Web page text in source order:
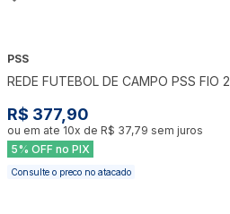
PSS
REDE FUTEBOL DE CAMPO PSS FIO 2
R$ 377,90
ou em ate 10x de R$ 37,79 sem juros
5% OFF no PIX
Consulte o preco no atacado